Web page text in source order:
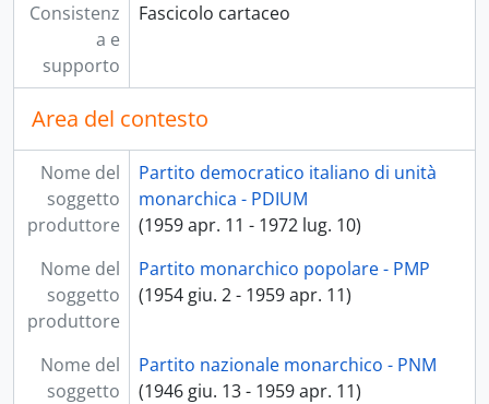
Consistenz
a e
supporto
Fascicolo cartaceo
Area del contesto
Nome del
soggetto
produttore
Partito democratico italiano di unità
monarchica - PDIUM
(1959 apr. 11 - 1972 lug. 10)
Nome del
soggetto
produttore
Partito monarchico popolare - PMP
(1954 giu. 2 - 1959 apr. 11)
Nome del
soggetto
Partito nazionale monarchico - PNM
(1946 giu. 13 - 1959 apr. 11)